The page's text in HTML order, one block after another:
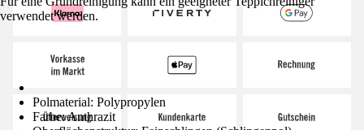
verwendet werden.
Polmaterial: Polypropylen
Farbe: Anthrazit